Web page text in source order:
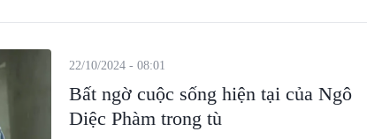
Bất ngờ cuộc sống hiện tại của Ngô
Diệc Phàm trong tù
22/10/2024 - 08:01